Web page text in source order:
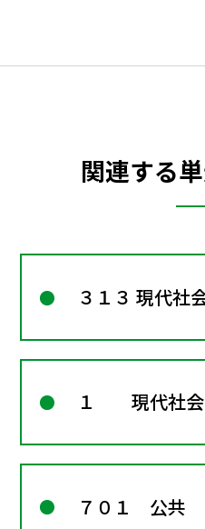
関連する
３１３ 現代社
１ 現代社会
７０１ 公共